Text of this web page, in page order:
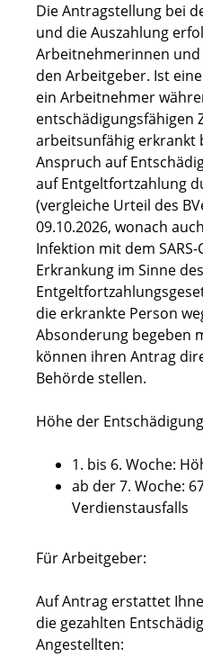
Die Antragstellung bei
und die Auszahlung
Arbeitnehmerinnen
den Arbeitgeber. Ist
ein Arbeitnehmer
entschädigungsfähigen
arbeitsunfähig erkrankt
Anspruch auf
auf Entgeltfortzahlung
(vergleiche Urteil des
09.10.2026, wonach
Infektion mit dem
Erkrankung im Sinne
die erkrankte Person
Absonderung begeben
können ihren Antrag
Behörde stellen.
Höhe der
1. bis 6. Woche:
ab der 7. Woche:
Verdienstausfalls
Für Arbeitgeber:
Auf Antrag erstattet
die gezahlten
Angestellten: